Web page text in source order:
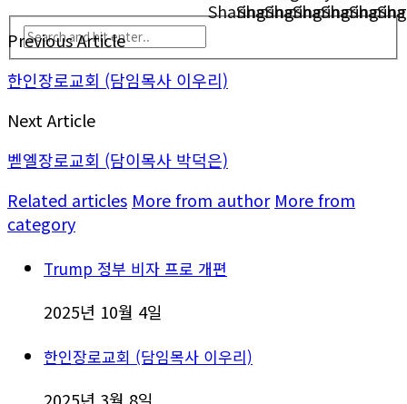
Previous Article
한인장로교회 (담임목사 이우리)
Next Article
벧엘장로교회 (담이목사 박덕은)
Related articles More from author More from
category
Trump 정부 비자 프로 개편
2025년 10월 4일
한인장로교회 (담임목사 이우리)